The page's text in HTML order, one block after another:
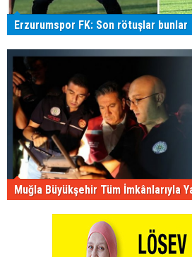
Erzurumspor FK: Son rötuşlar bunlar
Muğla Büyükşehir Tüm İmkânlarıyla